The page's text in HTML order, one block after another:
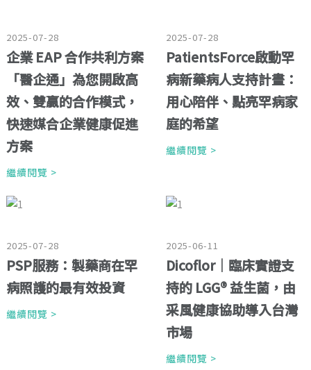
2025-07-28
企業 EAP 合作共利方案
「醫企通」為您開啟高
效、雙贏的合作模式，
快速媒合企業健康促進
方案
繼續閱覽 >
2025-07-28
PatientsForce啟動罕
病新藥病人支持計畫：
用心陪伴、點亮罕病家
庭的希望
繼續閱覽 >
2025-07-28
PSP服務：製藥商在罕
病照護的最有效投資
繼續閱覽 >
2025-06-11
Dicoflor｜臨床實證支
持的 LGG® 益生菌，由
采風健康協助導入台灣
市場
繼續閱覽 >